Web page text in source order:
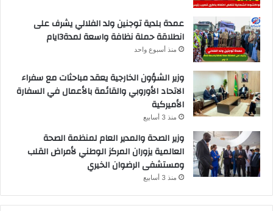
عمدة بلدية توجنين ولد الفلالي يشرف على
انطلاقة حملة نظافة واسعة لمدة3ايام
منذ أسبوع واحد
وزير الشؤون الخارجية يعقد مباحثات مع سفراء
الاتحاد الأوروبي والقائمة بالأعمال في السفارة
الأميركية
منذ 3 أسابيع
وزير الصحة والمدير العام لمنظمة الصحة
العالمية يزوران المركز الوطني لأمراض القلب
ومستشفى الرضوان الخيري
منذ 3 أسابيع